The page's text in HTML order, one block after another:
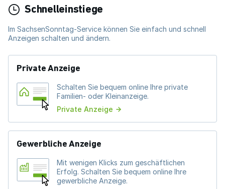
Schnelleinstiege
Im SachsenSonntag-Service können Sie einfach und schnell
Anzeigen schalten und ändern.
Private Anzeige
Schalten Sie bequem online Ihre private
Familien- oder Kleinanzeige.
Private Anzeige
Gewerbliche Anzeige
Mit wenigen Klicks zum geschäftlichen
Erfolg. Schalten Sie bequem online Ihre
gewerbliche Anzeige.